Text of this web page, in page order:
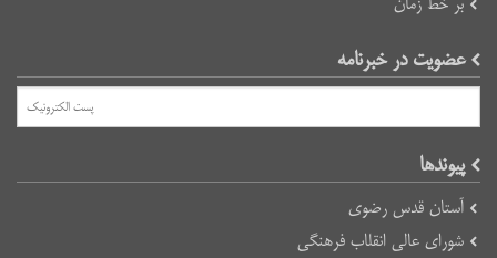
عضویت در خبرنامه
پیوند‌ها
آستان قدس رضوی
شورای عالی انقلاب فرهنگی